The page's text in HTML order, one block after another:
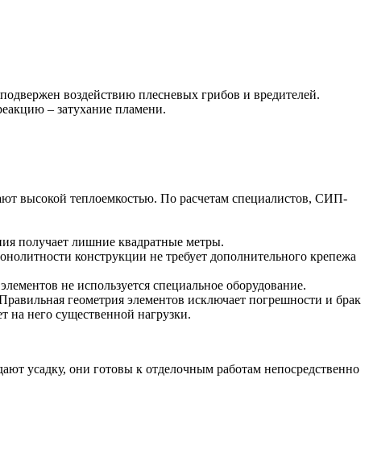
воздействию плесневых грибов и вредителей.
– затухание пламени.
высокой теплоемкостью. По расчетам специалистов, СИП-
получает лишние квадратные метры.
конструкции не требует дополнительного крепежа
не используется специальное оборудование.
геометрия элементов исключает погрешности и брак
на него существенной нагрузки.
усадку, они готовы к отделочным работам непосредственно